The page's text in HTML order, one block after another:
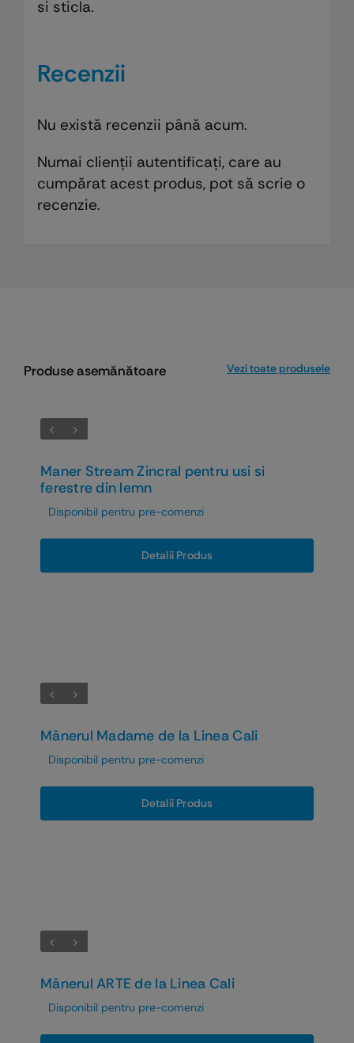
si sticla.
Recenzii
Nu există recenzii până acum.
Numai clienții autentificați, care au
cumpărat acest produs, pot să scrie o
recenzie.
Produse asemănătoare Vezi toate produsele
Maner Stream Zincral pentru usi si
ferestre din lemn
Disponibil pentru pre-comenzi
Detalii Produs
Mânerul Madame de la Linea Cali
Disponibil pentru pre-comenzi
Detalii Produs
Mânerul ARTE de la Linea Cali
Disponibil pentru pre-comenzi